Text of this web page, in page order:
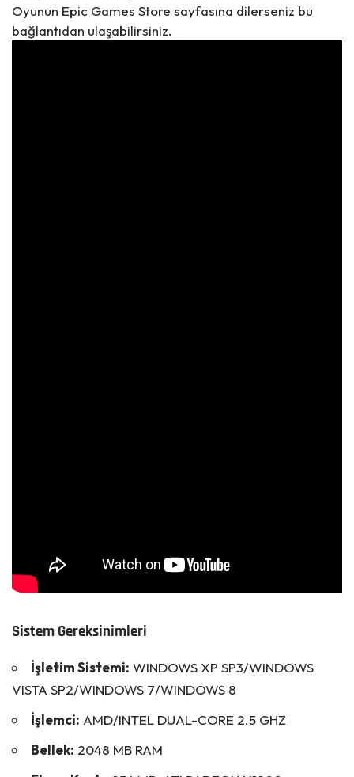
Oyunun Epic Games Store sayfasına dilerseniz bu
bağlantıdan ulaşabilirsiniz.
Sistem Gereksinimleri
İşletim Sistemi: WINDOWS XP SP3/WINDOWS
VISTA SP2/WINDOWS 7/WINDOWS 8
İşlemci: AMD/INTEL DUAL-CORE 2.5 GHZ
Bellek: 2048 MB RAM